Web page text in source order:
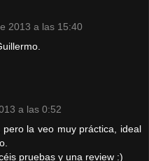
2013 a las 15:40
a las 0:52
la veo muy práctica, ideal
pruebas y una review :)